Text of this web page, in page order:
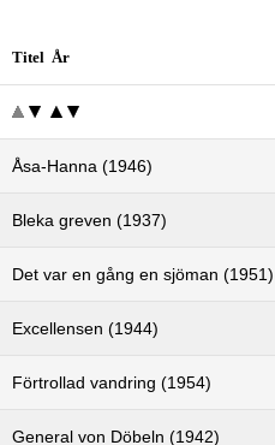
Titel År
Åsa-Hanna (1946)
Bleka greven (1937)
Det var en gång en sjöman (1951)
Excellensen (1944)
Förtrollad vandring (1954)
General von Döbeln (1942)